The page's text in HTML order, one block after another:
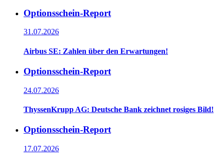
Optionsschein-Report
31.07.2026
Airbus SE: Zahlen über den Erwartungen!
Optionsschein-Report
24.07.2026
ThyssenKrupp AG: Deutsche Bank zeichnet rosiges Bild!
Optionsschein-Report
17.07.2026